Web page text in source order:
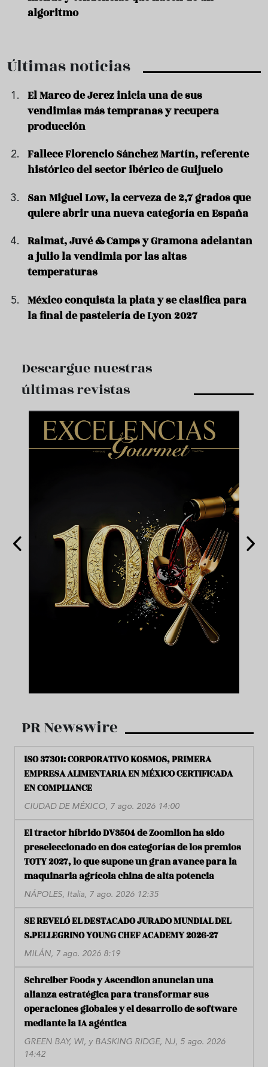
algoritmo
Últimas noticias
El Marco de Jerez inicia una de sus
vendimias más tempranas y recupera
producción
Fallece Florencio Sánchez Martín, referente
histórico del sector ibérico de Guijuelo
San Miguel Low, la cerveza de 2,7 grados que
quiere abrir una nueva categoría en España
Raimat, Juvé & Camps y Gramona adelantan
a julio la vendimia por las altas
temperaturas
México conquista la plata y se clasifica para
la final de pastelería de Lyon 2027
Descargue nuestras
últimas revistas
PR Newswire
ISO 37301: CORPORATIVO KOSMOS, PRIMERA
EMPRESA ALIMENTARIA EN MÉXICO CERTIFICADA
EN COMPLIANCE
CIUDAD DE MÉXICO, 7 ago. 2026 14:00
El tractor híbrido DV3504 de Zoomlion ha sido
preseleccionado en dos categorías de los premios
TOTY 2027, lo que supone un gran avance para la
maquinaria agrícola china de alta potencia
NÁPOLES, Italia, 7 ago. 2026 12:35
SE REVELÓ EL DESTACADO JURADO MUNDIAL DEL
S.PELLEGRINO YOUNG CHEF ACADEMY 2026-27
MILÁN, 7 ago. 2026 8:19
Schreiber Foods y Ascendion anuncian una
alianza estratégica para transformar sus
operaciones globales y el desarrollo de software
mediante la IA agéntica
GREEN BAY, WI, y BASKING RIDGE, NJ, 5 ago. 2026
14:42